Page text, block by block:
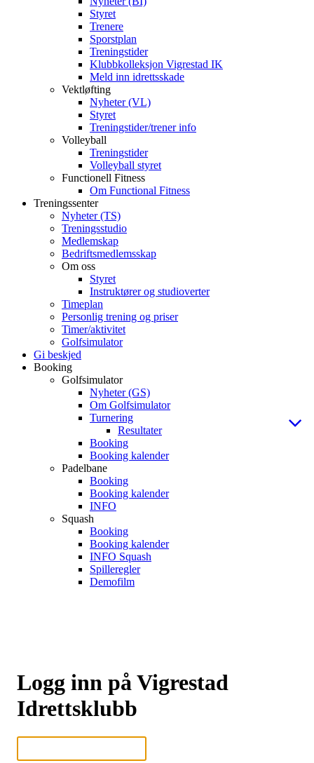
Styret
Trenere
Sporstplan
Treningstider
Klubbkolleksjon Vigrestad IK
Meld inn idrettsskade
Vektløfting
Nyheter (VL)
Styret
Treningstider/trener info
Volleyball
Treningstider
Volleyball styret
Functionell Fitness
Om Functional Fitness
Treningssenter
Nyheter (TS)
Treningsstudio
Medlemskap
Bedriftsmedlemsskap
Om oss
Styret
Instruktører og studioverter
Timeplan
Personlig trening og priser
Timer/aktivitet
Golfsimulator
Gi beskjed
Booking
Golfsimulator
Nyheter (GS)
Om Golfsimulator
Turnering
Resultater
Booking
Booking kalender
Padelbane
Booking
Booking kalender
INFO
Squash
Booking
Booking kalender
INFO Squash
Spilleregler
Demofilm
Logg inn på Vigrestad
Idrettsklubb